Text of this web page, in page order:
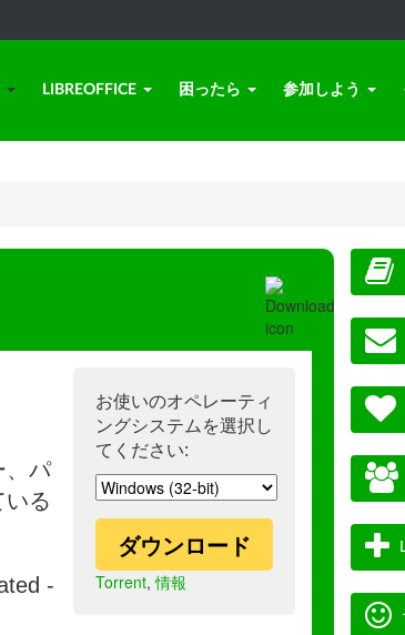
LIBREOFFICE 困ったら 参加しよう
お使いのオペレーティ
ングシステムを選択し
てください:
ダウンロード
Torrent,情報
、パ
る
-